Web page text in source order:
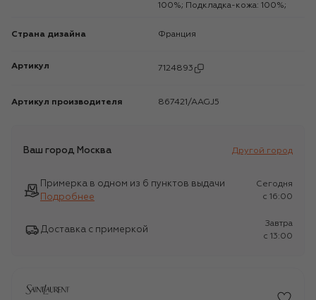
100%; Подкладка-кожа: 100%;
Страна дизайна Франция
Артикул 7124893
Артикул производителя 867421/AAGJ5
Ваш город Москва Другой город
Примерка в одном из 6 пунктов выдачи
Подробнее
Сегодня
c 16:00
Доставка с примеркой
Завтра
c 13:00